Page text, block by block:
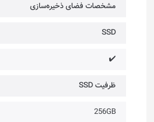
مشخصات فضای ذخیره‌سازی
SSD
✔️
ظرفیت SSD
256GB